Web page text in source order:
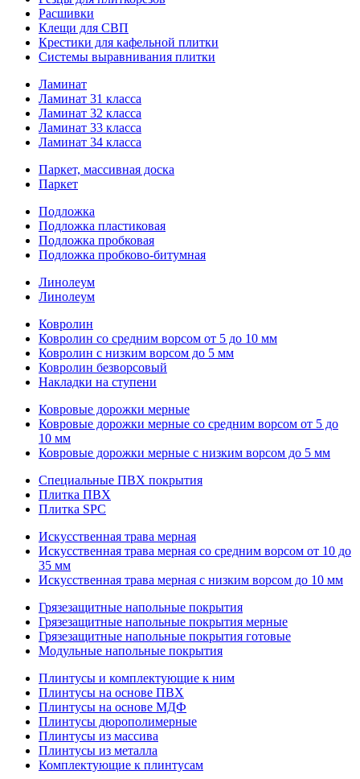
Расшивки
Клещи для СВП
Крестики для кафельной плитки
Системы выравнивания плитки
Ламинат
Ламинат 31 класса
Ламинат 32 класса
Ламинат 33 класса
Ламинат 34 класса
Паркет, массивная доска
Паркет
Подложка
Подложка пластиковая
Подложка пробковая
Подложка пробково-битумная
Линолеум
Линолеум
Ковролин
Ковролин со средним ворсом от 5 до 10 мм
Ковролин с низким ворсом до 5 мм
Ковролин безворсовый
Накладки на ступени
Ковровые дорожки мерные
Ковровые дорожки мерные со средним ворсом от 5 до
10 мм
Ковровые дорожки мерные с низким ворсом до 5 мм
Специальные ПВХ покрытия
Плитка ПВХ
Плитка SPC
Искуccтвенная трава мерная
Искусственная трава мерная со средним ворсом от 10 до
35 мм
Искусственная трава мерная с низким ворсом до 10 мм
Грязезащитные напольные покрытия
Грязезащитные напольные покрытия мерные
Грязезащитные напольные покрытия готовые
Модульные напольные покрытия
Плинтусы и комплектующие к ним
Плинтусы на основе ПВХ
Плинтусы на основе МДФ
Плинтусы дюрополимерные
Плинтусы из массива
Плинтусы из металла
Комплектующие к плинтусам